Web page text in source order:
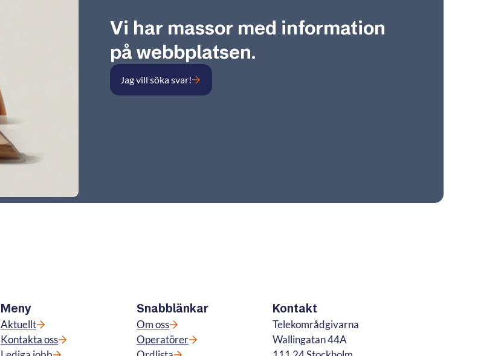
Vi har massor med information
på webbplatsen.
Jag vill söka svar!
Meny
Aktuellt
Kontakta oss
Snabblänkar
Om oss
Operatörer
Kontakt
Telekområdgivarna
Wallingatan 44A